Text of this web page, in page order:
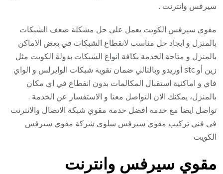
سيرفس وانترنت .
مقوي سيرفس الكويت يعمل على حل مشكلة ضعف الشبكات
بالمنزل و ايجاد حل مناسب لانقطاع الشبكات في بعض الاماكن
بالمنزل و متاحة الخدمة بكافة انواع الشبكات بدولة الكويت مثل
زين أو stc أوريدو وبالتالي ضمان تقوية شبكات الوايرلس و الواي
فاي و اماكنية استقبال المكالمات بدون انقطاع في اي مكان
بالمنزل، يمكنك الان التواصل معنا و الاستفسار عن الخدمة .
تواصل ايضا مع خدمة افضل خدمة مقوي شبكة الاتصال والانترنت
في فني تركيب مقوي سيرفس سلوى شركة مقوي سيرفس
الكويت
مقوي سيرفس وانترنت